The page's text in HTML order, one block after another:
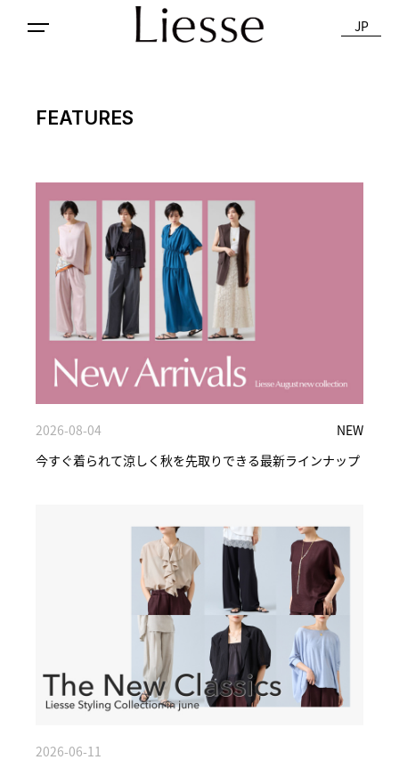
JP
FEATURES
2026-08-04
NEW
今すぐ着られて涼しく秋を先取りできる最新ラインナップ
2026-06-11